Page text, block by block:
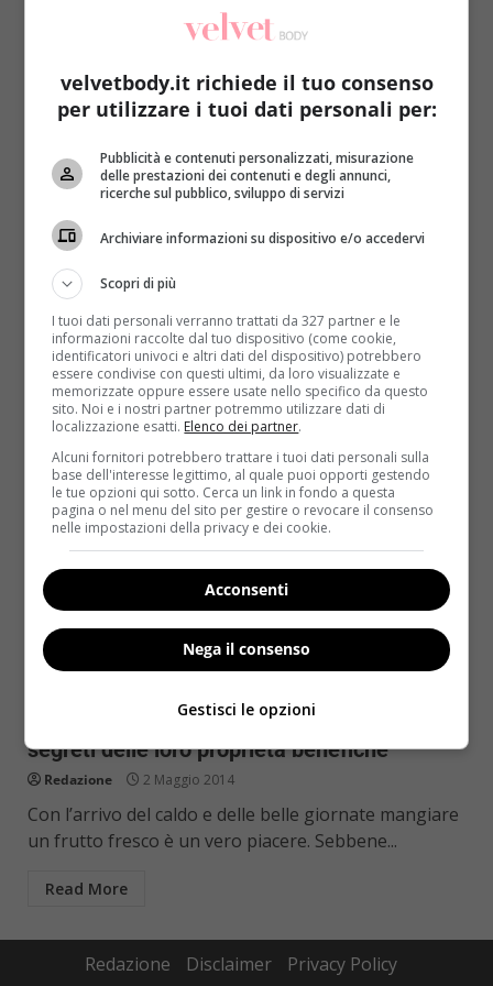
Rimedi Naturali
Mango contro tumori e i chili di troppo: 5
motivi per mangiarlo sempre
Redazione 9 Maggio 2016
Il mango è un frutto saporito ed esotico, buono sia
da mangiare che da bere. La sua...
Read More
Bellezza
Frutti esotici alleati di salute e bellezza: i
segreti delle loro proprietà benefiche
Redazione 2 Maggio 2014
Con l’arrivo del caldo e delle belle giornate mangiare
un frutto fresco è un vero piacere. Sebbene...
Read More
Redazione Disclaimer Privacy Policy
velvetbody.it richiede il tuo consenso
per utilizzare i tuoi dati personali per:
Pubblicità e contenuti personalizzati, misurazione
delle prestazioni dei contenuti e degli annunci,
ricerche sul pubblico, sviluppo di servizi
Archiviare informazioni su dispositivo e/o accedervi
Scopri di più
I tuoi dati personali verranno trattati da 327 partner e le
informazioni raccolte dal tuo dispositivo (come cookie,
identificatori univoci e altri dati del dispositivo) potrebbero
essere condivise con questi ultimi, da loro visualizzate e
memorizzate oppure essere usate nello specifico da questo
sito. Noi e i nostri partner potremmo utilizzare dati di
localizzazione esatti. Elenco dei partner.
Alcuni fornitori potrebbero trattare i tuoi dati personali sulla
base dell'interesse legittimo, al quale puoi opporti gestendo
le tue opzioni qui sotto. Cerca un link in fondo a questa
pagina o nel menu del sito per gestire o revocare il consenso
nelle impostazioni della privacy e dei cookie.
Acconsenti
Nega il consenso
Gestisci le opzioni